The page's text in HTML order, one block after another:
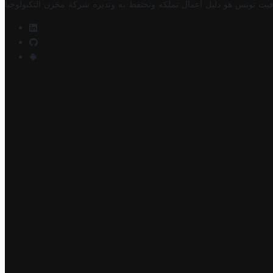
تونس هو دليل أعمال تملكه وتحتفظ به وتديره شركة مخزن التكنولوجيا